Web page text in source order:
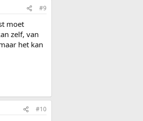
#9
moet
zelf, van
het kan
#10